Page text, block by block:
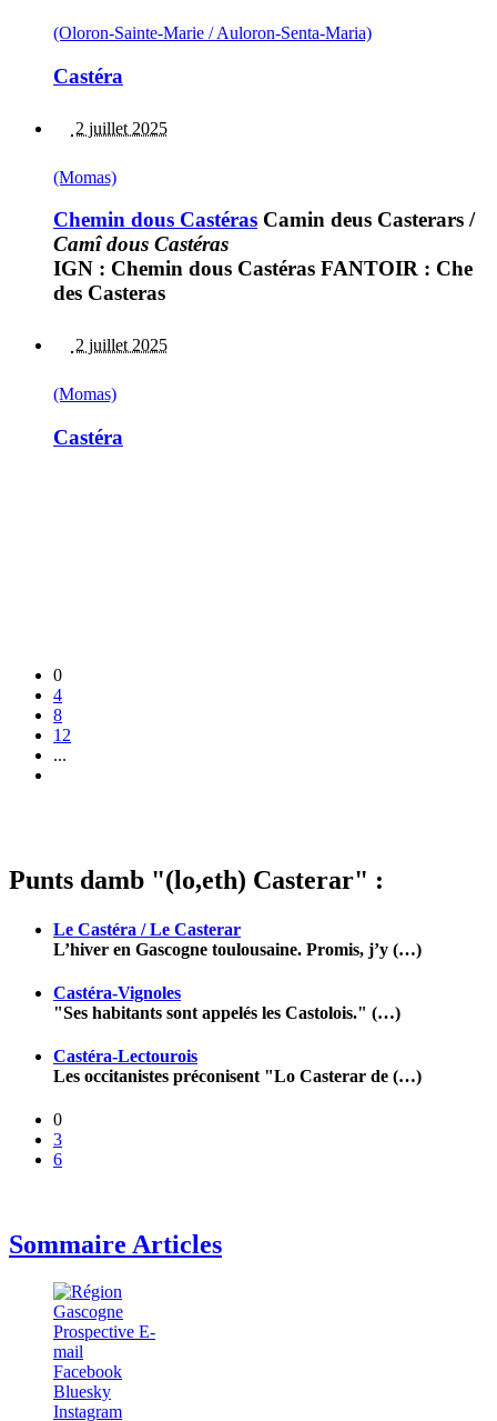
(Oloron-Sainte-Marie / Auloron-Senta-Maria)
Castéra
2 juillet 2025
(Momas)
Chemin dous Castéras Camin deus Casterars /
Camî dous Castéras
IGN : Chemin dous Castéras FANTOIR : Che
des Casteras
2 juillet 2025
(Momas)
Castéra
0
4
8
12
...
Punts damb "(lo,eth) Casterar" :
Le Castéra / Le Casterar
L’hiver en Gascogne toulousaine. Promis, j’y (…)
Castéra-Vignoles
"Ses habitants sont appelés les Castolois." (…)
Castéra-Lectourois
Les occitanistes préconisent "Lo Casterar de (…)
0
3
6
Sommaire Articles